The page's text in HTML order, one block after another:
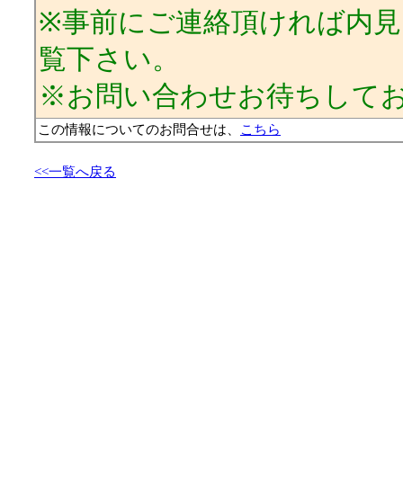
※事前にご連絡頂ければ内
覧下さい。
※お問い合わせお待ちして
この情報についてのお問合せは、 こちら
<<一覧へ戻る